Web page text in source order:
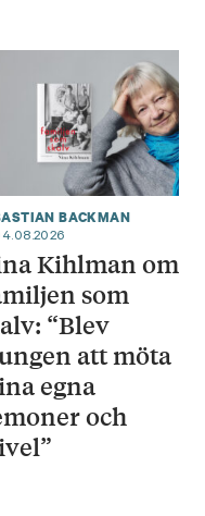
BACKMAN
Kihlman om
som
“Blev
att möta
egna
och